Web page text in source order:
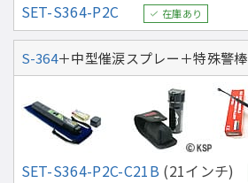
SET-S364-P2C 在庫あり
S-364＋中型催涙スプレー＋特殊警棒
SET-S364-P2C-C21B (21インチ)